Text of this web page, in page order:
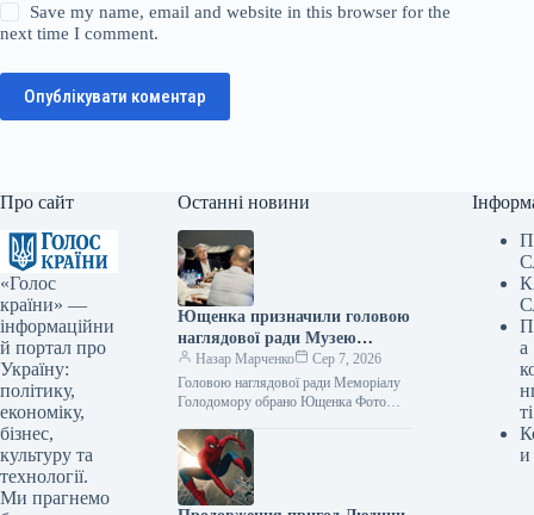
Save my name, email and website in this browser for the
next time I comment.
Опублікувати коментар
Про сайт
«Голос
країни» —
інформаційни
й портал про
Україну:
політику,
економіку,
бізнес,
культуру та
технології.
Ми прагнемо
Останні новини
Ющенка призначили головою
наглядової ради Музею
Голодомору
Назар Марченко
Сер 7, 2026
Головою наглядової ради Меморіалу
Голодомору обрано Ющенка Фото
Наглядова рада Національного
меморіалу Голодомору-геноциду на
своєму першому пленарному…
а
ті
и